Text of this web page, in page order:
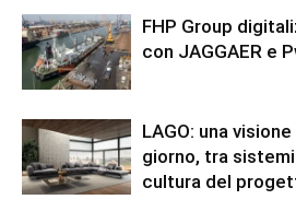
FHP Group
con JAGGAER e
LAGO: una
giorno, tra
cultura del